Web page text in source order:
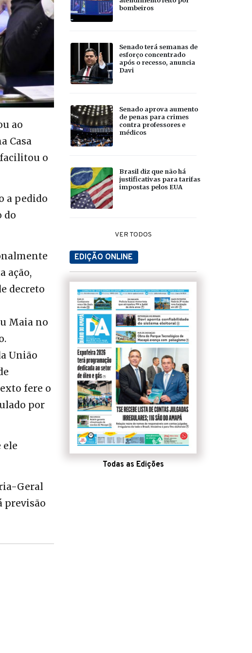
ao
Casa
o
a pedido
do
ação,
decreto
Maia no
União
fere o
por
ele
Geral
previsão
bombeiros
Senado terá semanas de
esforço concentrado
após o recesso, anuncia
Davi
Senado aprova aumento
de penas para crimes
contra professores e
médicos
Brasil diz que não há
justificativas para tarifas
impostas pelos EUA
VER TODOS
EDIÇÃO ONLINE
Todas as Edições